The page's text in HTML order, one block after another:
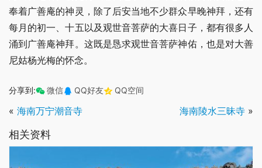
奉着广善庵的神灵，除了后安当地不少群众早晚神拜，还有
每月的初一、十五以及观世音菩萨的大喜日子，都有很多人
涌到广善庵神拜。这既是恳求观世音菩萨神佑，也是对大善
尼姑杨光梅的怀念。
分享到: 微信 QQ好友 QQ空间
« 海南万宁潮音寺 海南陵水三昧寺 »
相关资料